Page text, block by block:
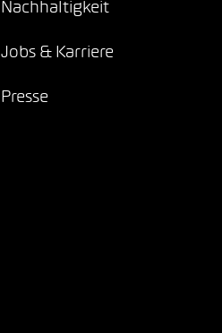
Nachhaltigkeit
Jobs & Karriere
Presse